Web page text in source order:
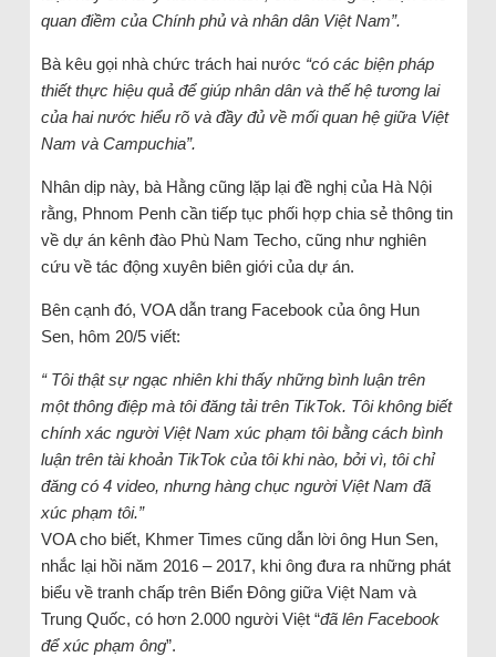
quan điềm của Chính phủ và nhân dân Việt Nam”.
Bà kêu gọi nhà chức trách hai nước “có các biện pháp
thiết thực hiệu quả để giúp nhân dân và thế hệ tương lai
của hai nước hiểu rõ và đầy đủ về mối quan hệ giữa Việt
Nam và Campuchia”.
Nhân dịp này, bà Hằng cũng lặp lại đề nghị của Hà Nội
rằng, Phnom Penh cần tiếp tục phối hợp chia sẻ thông tin
về dự án kênh đào Phù Nam Techo, cũng như nghiên
cứu về tác động xuyên biên giới của dự án.
Bên cạnh đó, VOA dẫn trang Facebook của ông Hun
Sen, hôm 20/5 viết:
“ Tôi thật sự ngạc nhiên khi thấy những bình luận trên
một thông điệp mà tôi đăng tải trên TikTok. Tôi không biết
chính xác người Việt Nam xúc phạm tôi bằng cách bình
luận trên tài khoản TikTok của tôi khi nào, bởi vì, tôi chỉ
đăng có 4 video, nhưng hàng chục người Việt Nam đã
xúc phạm tôi.”
VOA cho biết, Khmer Times cũng dẫn lời ông Hun Sen,
nhắc lại hồi năm 2016 – 2017, khi ông đưa ra những phát
biểu về tranh chấp trên Biển Đông giữa Việt Nam và
Trung Quốc, có hơn 2.000 người Việt “đã lên Facebook
để xúc phạm ông”.